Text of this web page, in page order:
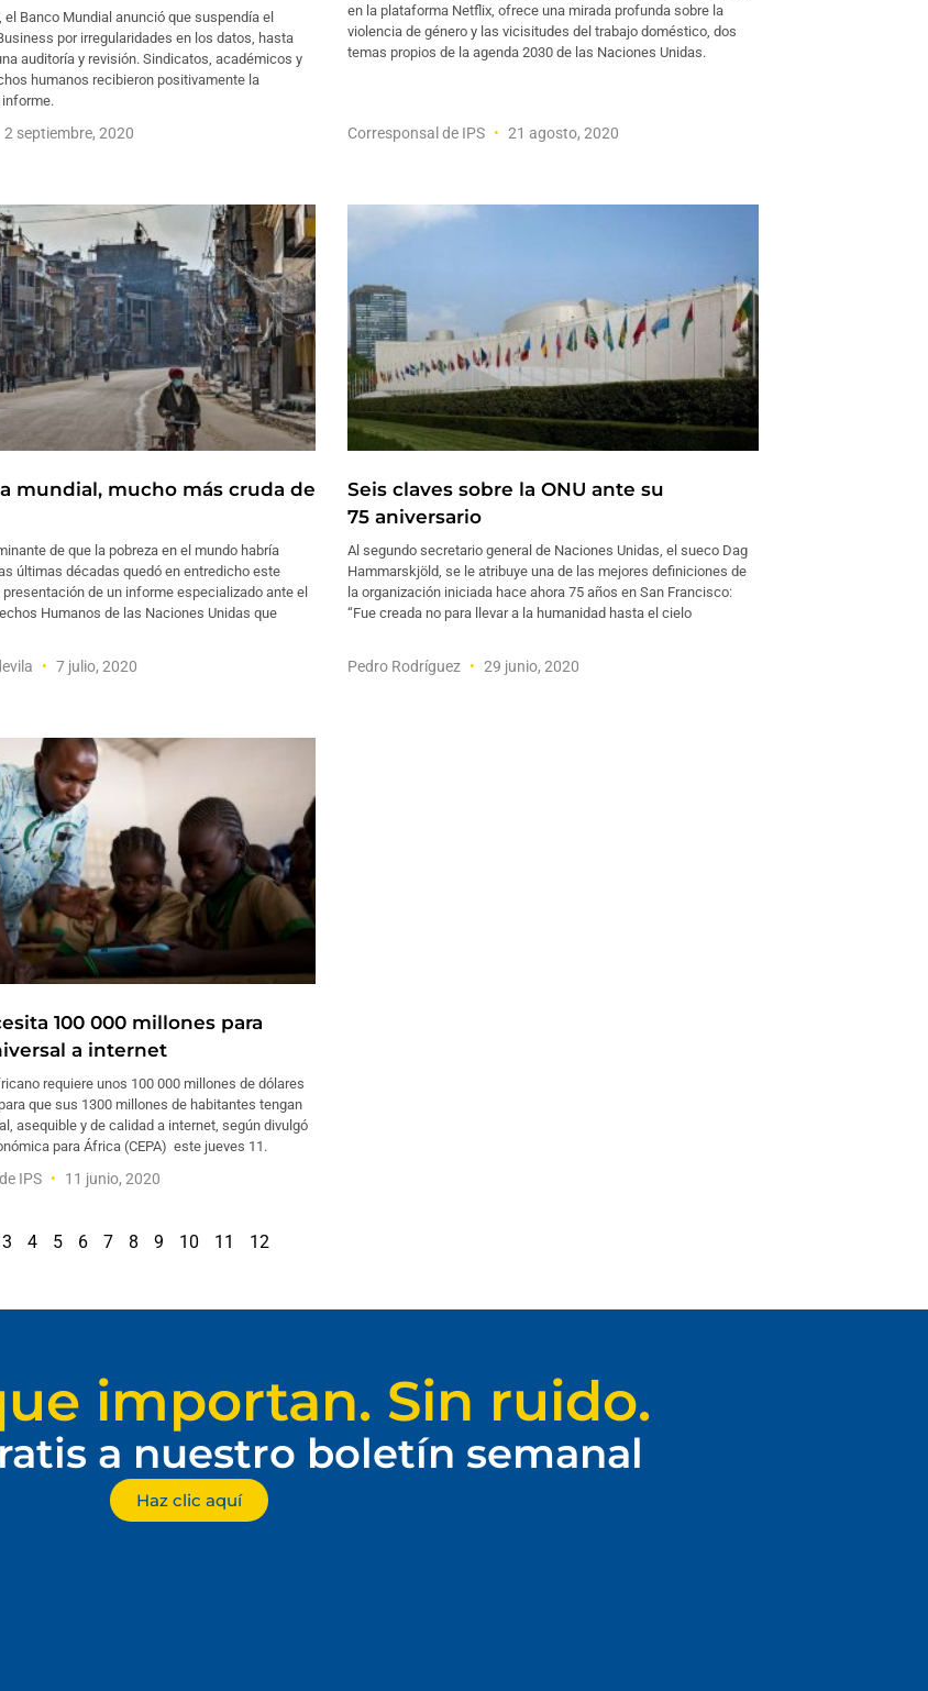
el Banco Mundial anunció que suspendía el
por irregularidades en los datos, hasta
auditoría y revisión. Sindicatos, académicos y
humanos recibieron positivamente la
2 septiembre, 2020
en la plataforma Netflix, ofrece una mirada profunda sobre la
violencia de género y las vicisitudes del trabajo doméstico, dos
temas propios de la agenda 2030 de las Naciones Unidas.
Corresponsal de IPS 21 agosto, 2020
mundial, mucho más cruda de
de que la pobreza en el mundo habría
últimas décadas quedó en entredicho este
de un informe especializado ante el
Humanos de las Naciones Unidas que
7 julio, 2020
Seis claves sobre la ONU ante su
75 aniversario
Al segundo secretario general de Naciones Unidas, el sueco Dag
Hammarskjöld, se le atribuye una de las mejores definiciones de
la organización iniciada hace ahora 75 años en San Francisco:
“Fue creada no para llevar a la humanidad hasta el cielo
Pedro Rodríguez 29 junio, 2020
100 000 millones para
a internet
requiere unos 100 000 millones de dólares
que sus 1300 millones de habitantes tengan
asequible y de calidad a internet, según divulgó
para África (CEPA) este jueves 11.
IPS 11 junio, 2020
3 4 5 6 7 8 9 10 11 12
importan. Sin ruido.
a nuestro boletín semanal
Haz clic aquí